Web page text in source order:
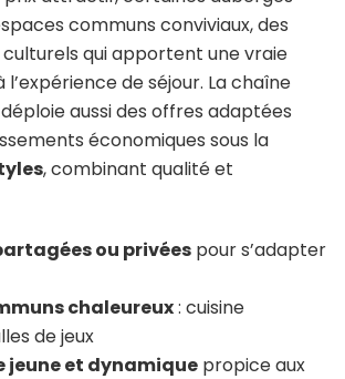
communs conviviaux, des
qui apportent une vraie
de séjour. La chaîne
aussi des offres adaptées
économiques sous la
, combinant qualité et
ou privées pour s’adapter
chaleureux: cuisine
de jeux
jeune et dynamique propice aux